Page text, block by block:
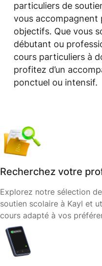
particuliers de
vous accompagnent
objectifs. Que vous
débutant ou
cours particuliers à
profitez d’un
ponctuel ou intensif.
Recherchez votre
Explorez notre sélection
soutien scolaire à Kayl et
cours adapté à vos